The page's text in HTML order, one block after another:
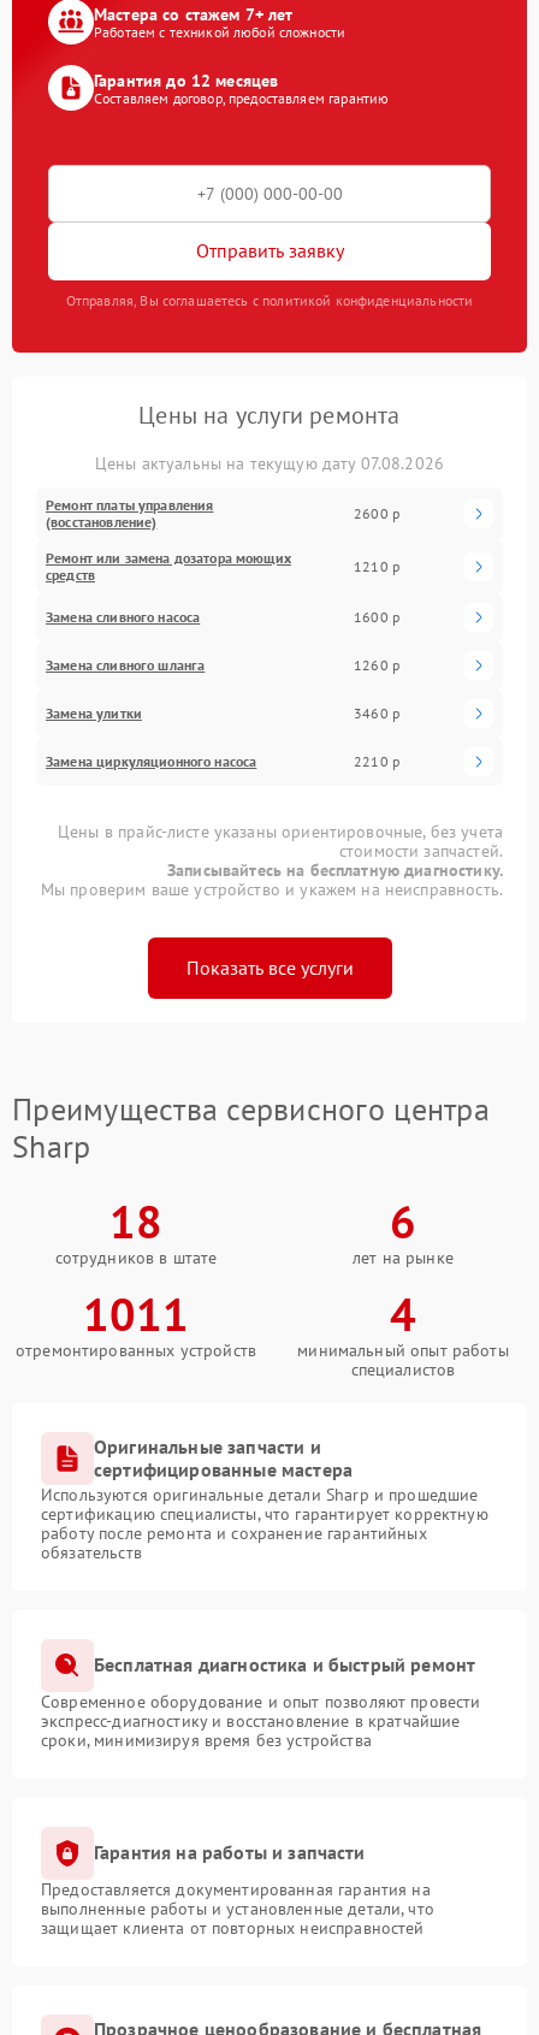
Мастера со стажем 7+ лет
Работаем с техникой любой сложности
Гарантия до 12 месяцев
Составляем договор, предоставляем гарантию
Отправить заявку
Отправляя, Вы соглашаетесь с политикой конфиденциальности
Цены на услуги ремонта
Цены актуальны на текущую дату 07.08.2026
Ремонт платы управления
(восстановление)
2600 р
Ремонт или замена дозатора моющих
средств
1210 р
Замена сливного насоса 1600 р
Замена сливного шланга 1260 р
Замена улитки 3460 р
Замена циркуляционного насоса 2210 р
Цены в прайс-листе указаны ориентировочные, без учета
стоимости запчастей.
Записывайтесь на бесплатную диагностику.
Мы проверим ваше устройство и укажем на неисправность.
Показать все услуги
Преимущества сервисного центра
Sharp
18
сотрудников в штате
6
лет на рынке
1011
отремонтированных устройств
4
минимальный опыт работы
специалистов
Оригинальные запчасти и
сертифицированные мастера
Используются оригинальные детали Sharp и прошедшие
сертификацию специалисты, что гарантирует корректную
работу после ремонта и сохранение гарантийных
обязательств
Бесплатная диагностика и быстрый ремонт
Современное оборудование и опыт позволяют провести
экспресс-диагностику и восстановление в кратчайшие
сроки, минимизируя время без устройства
Гарантия на работы и запчасти
Предоставляется документированная гарантия на
выполненные работы и установленные детали, что
защищает клиента от повторных неисправностей
Прозрачное ценообразование и бесплатная